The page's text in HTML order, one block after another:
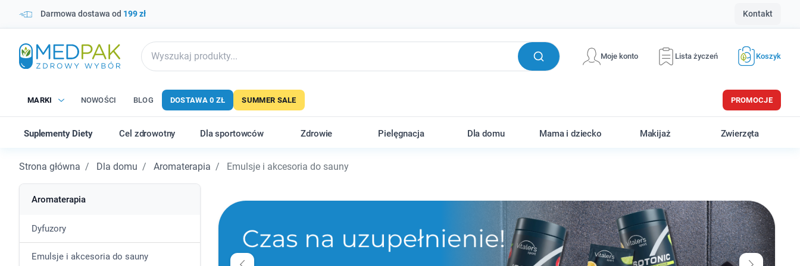
Darmowa dostawa od 199 zł Kontakt
Moje konto Lista życzeń Koszyk
MARKI NOWOŚCI BLOG DOSTAWA 0 ZŁ SUMMER SALE PROMOCJE
Suplementy Diety Cel zdrowotny Dla sportowców Zdrowie Pielęgnacja Dla domu Mama i dziecko Makijaż Zwierzęta
Strona główna Dla domu Aromaterapia Emulsje i akcesoria do sauny
Aromaterapia
Dyfuzory
Emulsje i akcesoria do sauny